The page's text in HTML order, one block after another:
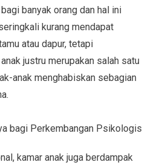
banyak orang dan hal ini
kurang mendapat
atau dapur, tetapi
justru merupakan salah satu
anak menghabiskan sebagian
bagi Perkembangan Psikologis
kamar anak juga berdampak